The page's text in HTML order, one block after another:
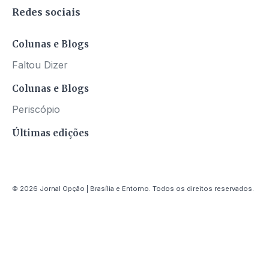
Redes sociais
Colunas e Blogs
Faltou Dizer
Colunas e Blogs
Periscópio
Últimas edições
© 2026 Jornal Opção | Brasília e Entorno. Todos os direitos reservados.